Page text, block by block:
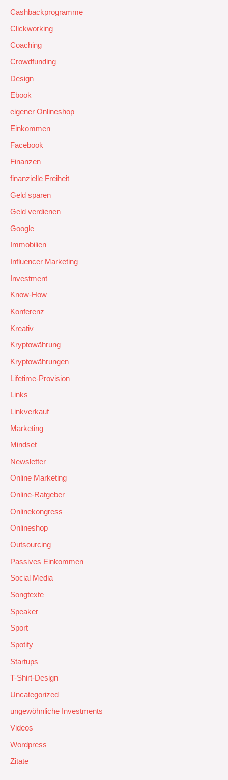
Cashbackprogramme
Clickworking
Coaching
Crowdfunding
Design
Ebook
eigener Onlineshop
Einkommen
Facebook
Finanzen
finanzielle Freiheit
Geld sparen
Geld verdienen
Google
Immobilien
Influencer Marketing
Investment
Know-How
Konferenz
Kreativ
Kryptowährung
Kryptowährungen
Lifetime-Provision
Links
Linkverkauf
Marketing
Mindset
Newsletter
Online Marketing
Online-Ratgeber
Onlinekongress
Onlineshop
Outsourcing
Passives Einkommen
Social Media
Songtexte
Speaker
Sport
Spotify
Startups
T-Shirt-Design
Uncategorized
ungewöhnliche Investments
Videos
Wordpress
Zitate